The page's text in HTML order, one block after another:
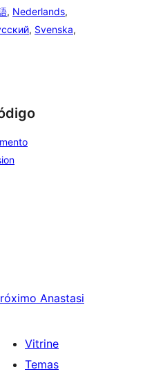
, Nederlands,
, Svenska,
Anastasi
Vitrine
Temas